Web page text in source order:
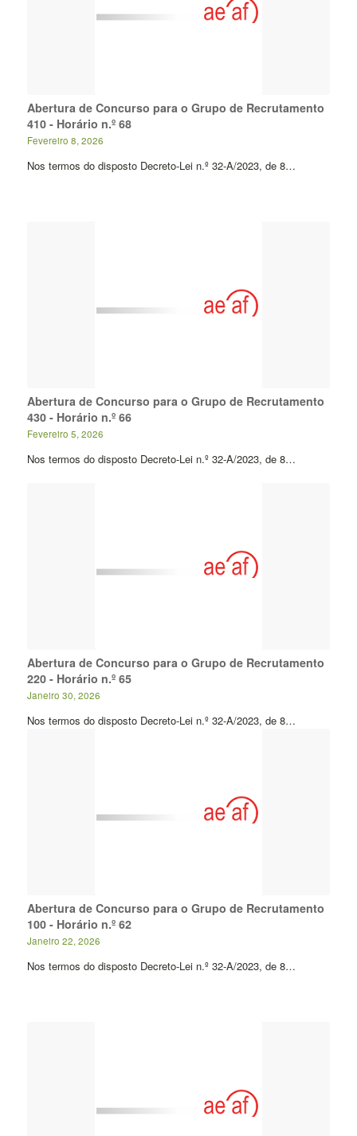
Abertura de Concurso para o Grupo de Recrutamento
410 - Horário n.º 68
Fevereiro 8, 2026
Nos termos do disposto Decreto-Lei n.º 32-A/2023, de 8…
Abertura de Concurso para o Grupo de Recrutamento
430 - Horário n.º 66
Fevereiro 5, 2026
Nos termos do disposto Decreto-Lei n.º 32-A/2023, de 8…
Abertura de Concurso para o Grupo de Recrutamento
220 - Horário n.º 65
Janeiro 30, 2026
Nos termos do disposto Decreto-Lei n.º 32-A/2023, de 8…
Abertura de Concurso para o Grupo de Recrutamento
100 - Horário n.º 62
Janeiro 22, 2026
Nos termos do disposto Decreto-Lei n.º 32-A/2023, de 8…